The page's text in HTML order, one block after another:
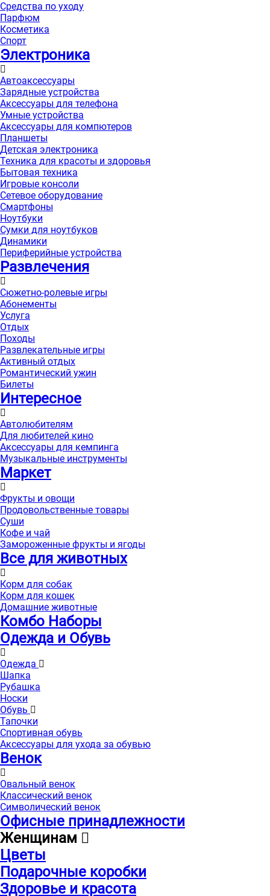
Средства по уходу
Парфюм
Косметика
Спорт
Электроника
Автоаксессуары
Зарядные устройства
Аксессуары для телефона
Умные устройства
Аксессуары для компютеров
Планшеты
Детская электроника
Техника для красоты и здоровья
Бытовая техника
Игровые консоли
Сетевое оборудование
Смартфоны
Ноутбуки
Сумки для ноутбуков
Динамики
Периферийные устройства
Развлечения
Сюжетно-ролевые игры
Абонементы
Услуга
Отдых
Походы
Развлекательные игры
Активный отдых
Романтический ужин
Билеты
Интересноe
Автолюбителям
Для любителей кино
Аксессуары для кемпинга
Музыкальные инструменты
Маркет
Фрукты и овощи
Продовольственные товары
Суши
Кофе и чай
Замороженные фрукты и ягоды
Все для животных
Корм для собак
Корм для кошек
Домашние животные
Комбо Наборы
Одежда и Обувь
Одежда
Шапка
Рубашка
Носки
Обувь
Тапочки
Спортивная обувь
Аксессуары для ухода за обувью
Венок
Овальный венок
Классический венок
Символический венок
Офисные принадлежности
Женщинам
Цветы
Подарочные коробки
Здоровье и красота